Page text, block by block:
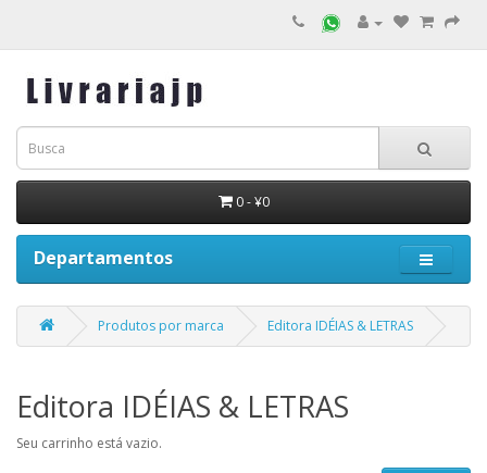
0 - ¥0
Departamentos
Produtos por marca Editora IDÉIAS & LETRAS
Editora IDÉIAS & LETRAS
Seu carrinho está vazio.